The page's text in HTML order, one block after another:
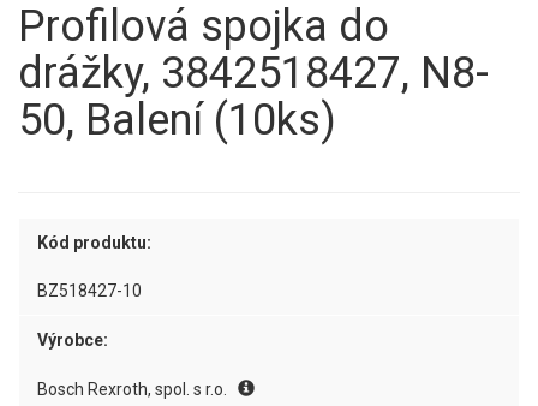
Profilová spojka do
drážky, 3842518427, N8-
50, Balení (10ks)
Kód produktu:
BZ518427-10
Výrobce:
Bosch Rexroth, spol. s r.o.